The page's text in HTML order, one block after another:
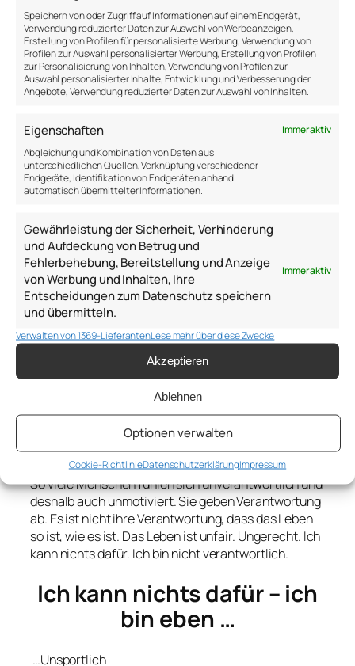
Speichern von oder Zugriff auf Informationen auf einem Endgerät,
Verwendung reduzierter Daten zur Auswahl von Werbeanzeigen,
Erstellung von Profilen für personalisierte Werbung, Verwendung von
Profilen zur Auswahl personalisierter Werbung, Erstellung von Profilen
zur Personalisierung von Inhalten, Verwendung von Profilen zur
Auswahl personalisierter Inhalte, Entwicklung und Verbesserung der
Angebote, Verwendung reduzierter Daten zur Auswahl von Inhalten.
Eigenschaften
Immer aktiv
Abgleichung und Kombination von Daten aus
unterschiedlichen Quellen, Verknüpfung verschiedener
Endgeräte, Identifikation von Endgeräten anhand
automatisch übermittelter Informationen.
Gewährleistung der Sicherheit, Verhinderung
und Aufdeckung von Betrug und
Fehlerbehebung, Bereitstellung und Anzeige
von Werbung und Inhalten, Ihre
Entscheidungen zum Datenschutz speichern
und übermitteln.
Immer aktiv
Verwalten von 1369-LieferantenLese mehr über diese Zwecke
Akzeptieren
Ablehnen
Optionen verwalten
Cookie-RichtlinieDatenschutzerklärungImpressum
Bedürfnisse zu erfüllen, um etwas zu bekommen
oder um etwas zu vermeiden. Doch wir haben
immereine Wahl. Wir können uns immer
entscheiden. Selten machen wir uns das bewusst,
aber jederzeit können wir aussteigen.
Alles ist freiwillig
Es kann befreiend sein, sich vor Augen zu führen,
dass man nichts muss und alles kann. Du musst
hungern. Du musst nicht freundlich sein – du
könntest auch ein Ekelpaket sein. Du musst nicht
motiviert sein – du kannst auch demotiviert bleiben.
Du musst gar nichts. Kurios, aber genau an diesem
Punkt beginnt die Motivation größer zu werden. An
dem Punkt, an dem du realisierst, dass du alles
freiwillig machst und immer eine Wahl hast.
Motivation beginnt dort, wo du anfängst,
Verantwortung zu übernehmen. Verantwortung für
deine Entscheidungen. Dein Leben – deine
Ich kann nichts dafür
So viele Menschen fühlen sich unverantwortlich und
deshalb auch unmotiviert. Sie geben Verantwortung
ab. Es ist nicht ihre Verantwortung, dass das Leben
so ist, wie es ist. Das Leben ist unfair. Ungerecht. Ich
kann nichts dafür. Ich bin nicht verantwortlich.
Ich kann nichts dafür – ich
bin eben …
…Unsportlich